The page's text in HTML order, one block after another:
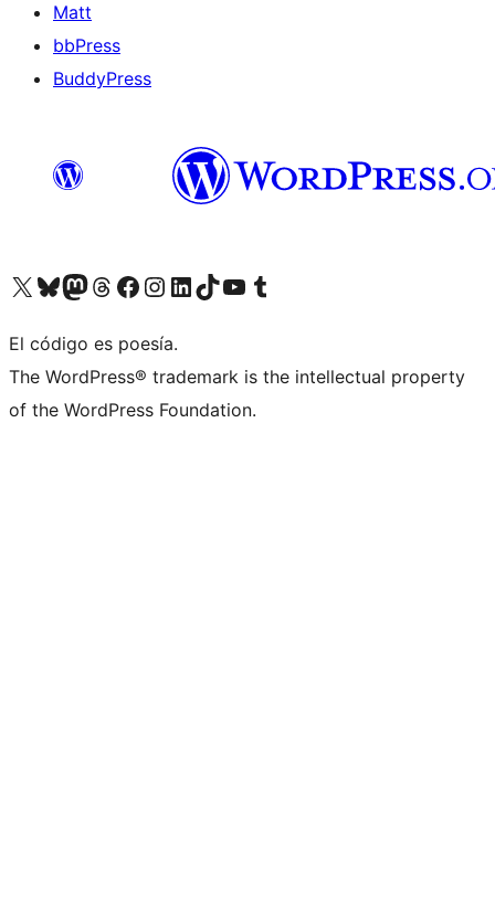
Matt
bbPress
BuddyPress
Visit our X (formerly Twitter) account
Visit our Bluesky account
Visita nuestra cuenta de Twitter
Visit our Threads account
Visita nuestra página de Facebook
Visite nuestra cuenta de Instagram
Visit our LinkedIn account
Visit our TikTok account
Visit our YouTube channel
Visit our Tumblr account
El código es poesía.
The WordPress® trademark is the intellectual property
of the WordPress Foundation.